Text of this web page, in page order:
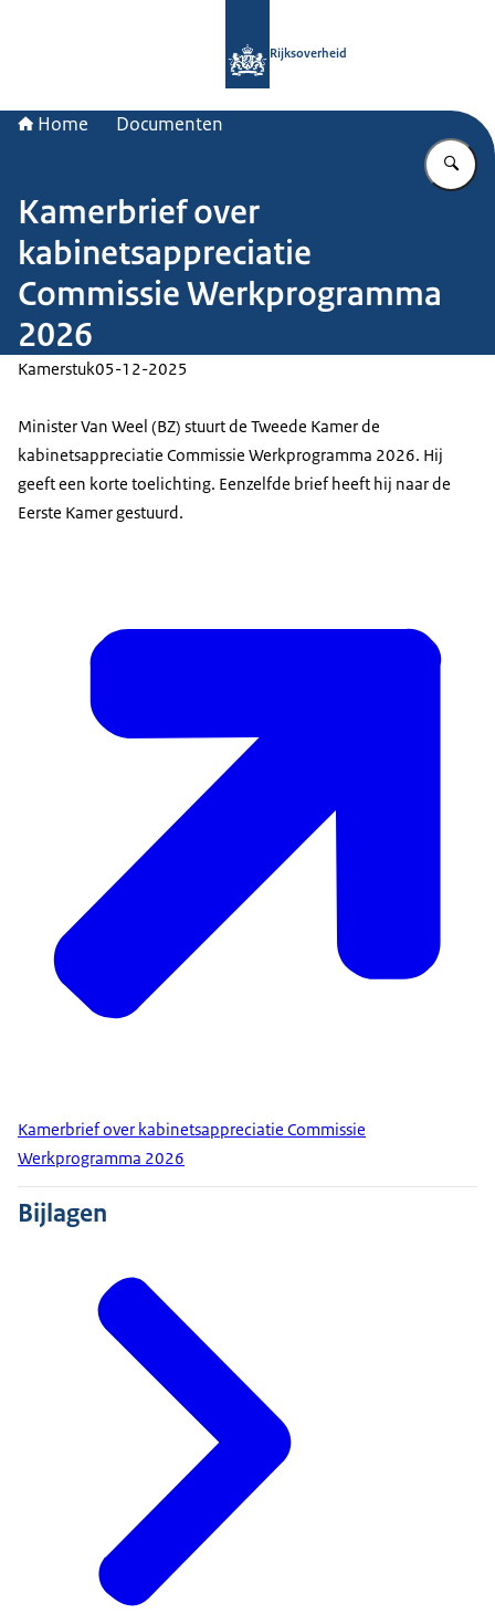
Rijksoverheid
Home Documenten
Kamerbrief over
kabinetsappreciatie
Commissie Werkprogramma
2026
Kamerstuk05-12-2025
Minister Van Weel (BZ) stuurt de Tweede Kamer de
kabinetsappreciatie Commissie Werkprogramma 2026. Hij
geeft een korte toelichting. Eenzelfde brief heeft hij naar de
Eerste Kamer gestuurd.
Kamerbrief over kabinetsappreciatie Commissie
Werkprogramma 2026
Bijlagen